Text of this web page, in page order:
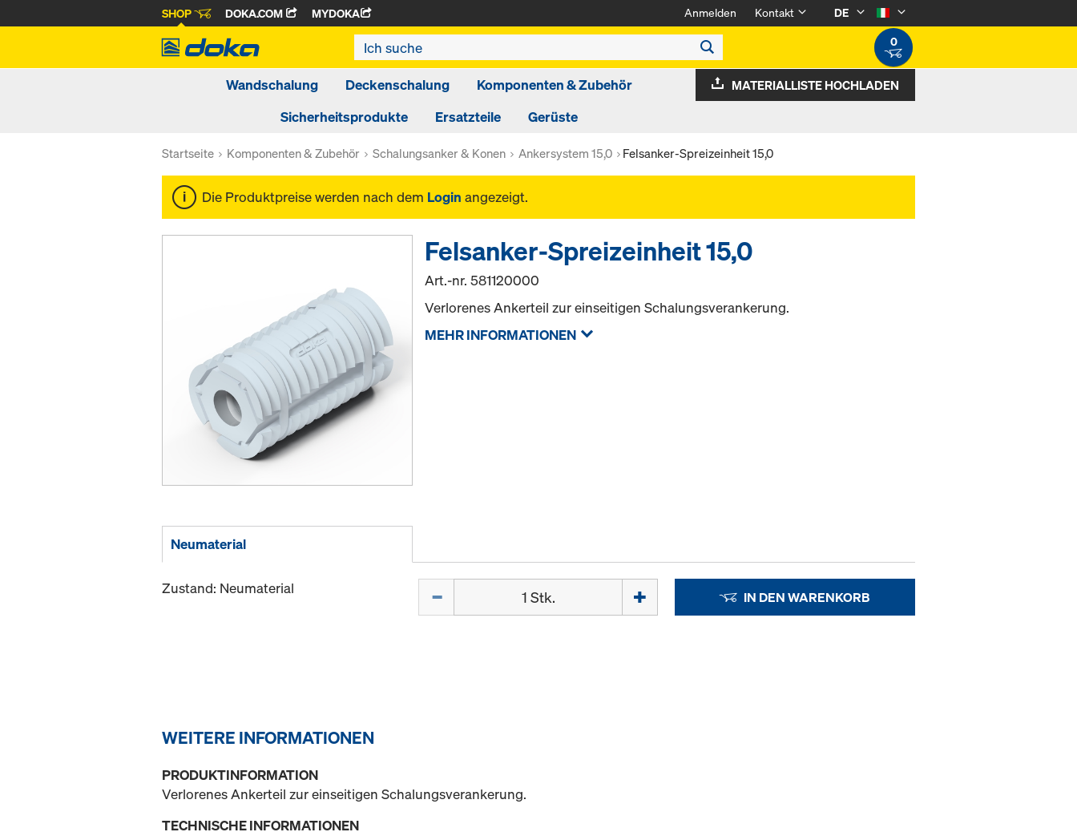
SHOP DOKA.COM MYDOKA Anmelden Kontakt
DE
0
Wandschalung Deckenschalung
Komponenten & Zubehör
Sicherheitsprodukte
Ersatzteile Gerüste
MATERIALLISTE HOCHLADEN
Startseite Komponenten & Zubehör Schalungsanker & Konen Ankersystem 15,0 Felsanker-Spreizeinheit 15,0
Die Produktpreise werden nach dem Login angezeigt.
Felsanker-Spreizeinheit 15,0
Art.-nr.581120000
Verlorenes Ankerteil zur einseitigen Schalungsverankerung.
MEHR INFORMATIONEN
Neumaterial
Zustand: Neumaterial IN DEN WARENKORB
WEITERE INFORMATIONEN
PRODUKTINFORMATION
Verlorenes Ankerteil zur einseitigen Schalungsverankerung.
TECHNISCHE INFORMATIONEN